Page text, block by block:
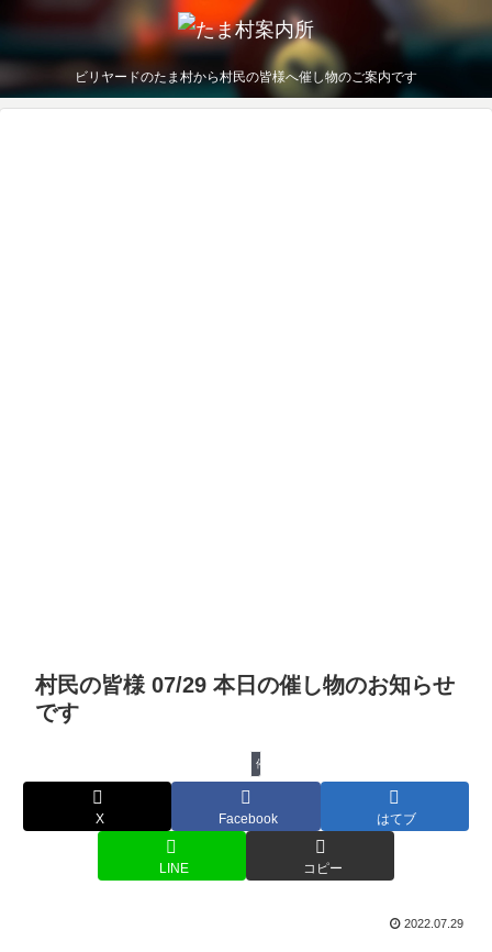
ビリヤードのたま村から村民の皆様へ催し物のご案内です
村民の皆様 07/29 本日の催し物のお知らせ
です
催し物
X Facebook はてブ
LINE コピー
2022.07.29